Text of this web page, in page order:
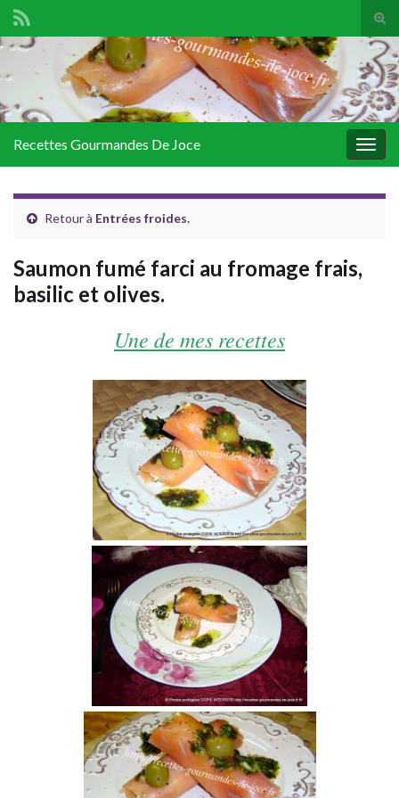
Search for:
Recettes Gourmandes De Joce
Retour à Entrées froides.
Saumon fumé farci au fromage frais,
basilic et olives.
Une de mes recettes